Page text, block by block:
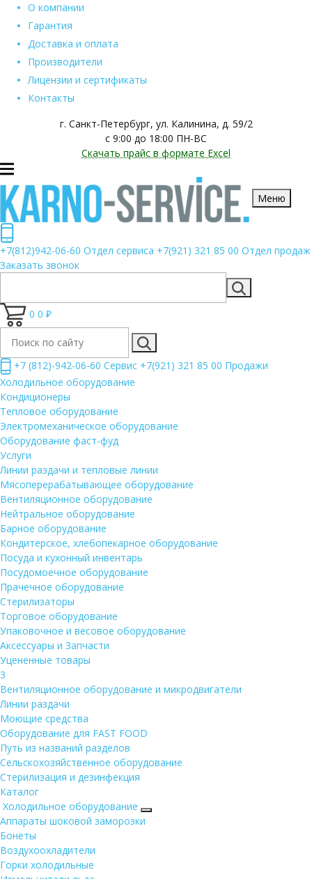
О компании
Гарантия
Доставка и оплата
Производители
Лицензии и сертификаты
Контакты
г. Санкт-Петербург, ул. Калинина, д. 59/2
с 9:00 до 18:00 ПН-ВС
Скачать прайс в формате Excel
Меню
+7(812)942-06-60 Отдел сервиса +7(921) 321 85 00 Отдел продаж
Заказать звонок
0 0 ₽
+7 (812)-942-06-60 Сервис +7(921) 321 85 00 Продажи
Холодильное оборудование
Кондиционеры
Тепловое оборудование
Электромеханическое оборудование
Оборудование фаст-фуд
Услуги
Линии раздачи и тепловые линии
Мясоперерабатывающее оборудование
Вентиляционное оборудование
Нейтральное оборудование
Барное оборудование
Кондитерское, хлебопекарное оборудование
Посуда и кухонный инвентарь
Посудомоечное оборудование
Прачечное оборудование
Стерилизаторы
Торговое оборудование
Упаковочное и весовое оборудование
Аксессуары и Запчасти
Уцененные товары
3
Вентиляционное оборудование и микродвигатели
Линии раздачи
Моющие средства
Оборудование для FAST FOOD
Путь из названий разделов
Сельскохозяйственное оборудование
Стерилизация и дезинфекция
Каталог
Холодильное оборудование
Аппараты шоковой заморозки
Бонеты
Воздухоохладители
Горки холодильные